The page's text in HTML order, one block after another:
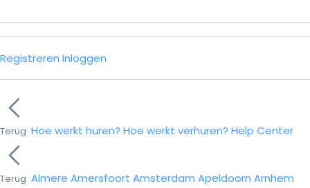
Registreren Inloggen
Terug Hoe werkt huren? Hoe werkt verhuren? Help Center
Terug Almere Amersfoort Amsterdam Apeldoorn Arnhem